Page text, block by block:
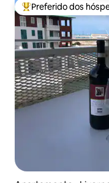
Entre os melhores
Preferido dos